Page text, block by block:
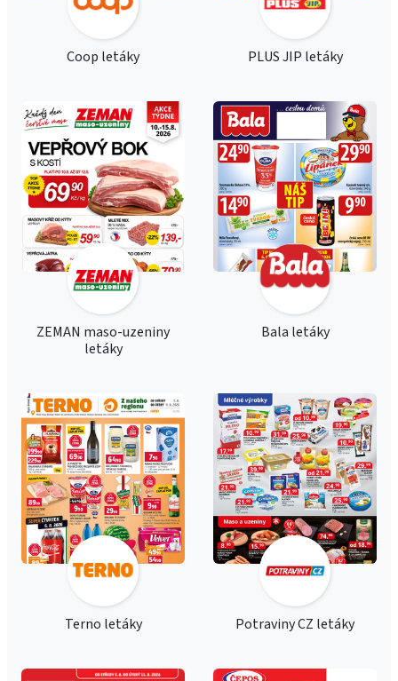
Coop letáky PLUS JIP letáky
ZEMAN maso-uzeniny
letáky
Bala letáky
Terno letáky Potraviny CZ letáky